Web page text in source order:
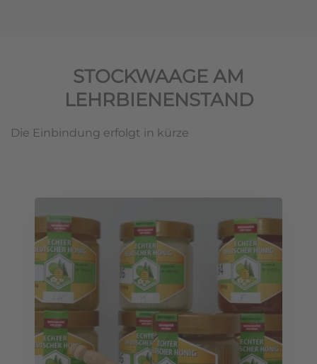
STOCKWAAGE AM
LEHRBIENENSTAND
Die Einbindung erfolgt in kürze